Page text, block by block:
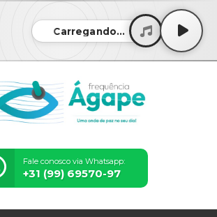
Carregando...
Fale conosco via Whatsapp:
+31 (99) 69570-97